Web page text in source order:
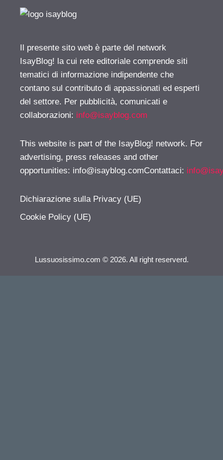
Il presente sito web è parte del network
IsayBlog! la cui rete editoriale comprende siti
tematici di informazione indipendente che
contano sul contributo di appassionati ed esperti
del settore. Per pubblicità, comunicati e
collaborazioni: info@isayblog.com
This website is part of the IsayBlog! network. For
advertising, press releases and other
opportunities: info@isayblog.comContattaci:
Dichiarazione sulla Privacy (UE)
Cookie Policy (UE)
Lussuosissimo.com © 2026. All right reserverd.